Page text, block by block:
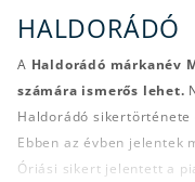
HALDORÁDÓ
A Haldorádó márkanév
számára ismerős lehet.
Haldorádó
Ebben az évben jelentek
Óriási sikert jelentett a